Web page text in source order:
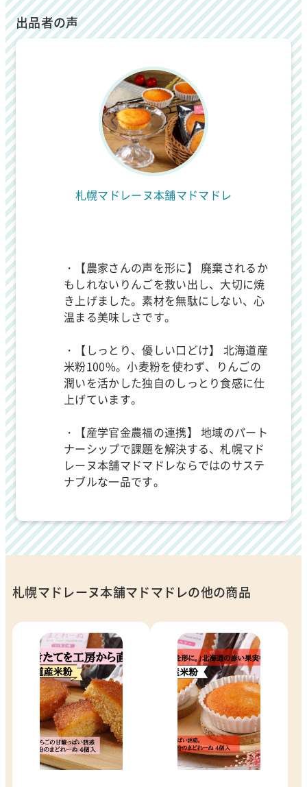
出品者の声
札幌マドレーヌ本舗マドマドレ
・【農家さんの声を形に】 廃棄されるか
もしれないりんごを救い出し、大切に焼
き上げました。素材を無駄にしない、心
温まる美味しさです。
・【しっとり、優しい口どけ】 北海道産
米粉100%。小麦粉を使わず、りんごの
潤いを活かした独自のしっとり食感に仕
上げています。
・【産学官金農福の連携】 地域のパート
ナーシップで課題を解決する、札幌マド
レーヌ本舗マドマドレならではのサステ
ナブルな一品です。
札幌マドレーヌ本舗マドマドレの他の商品